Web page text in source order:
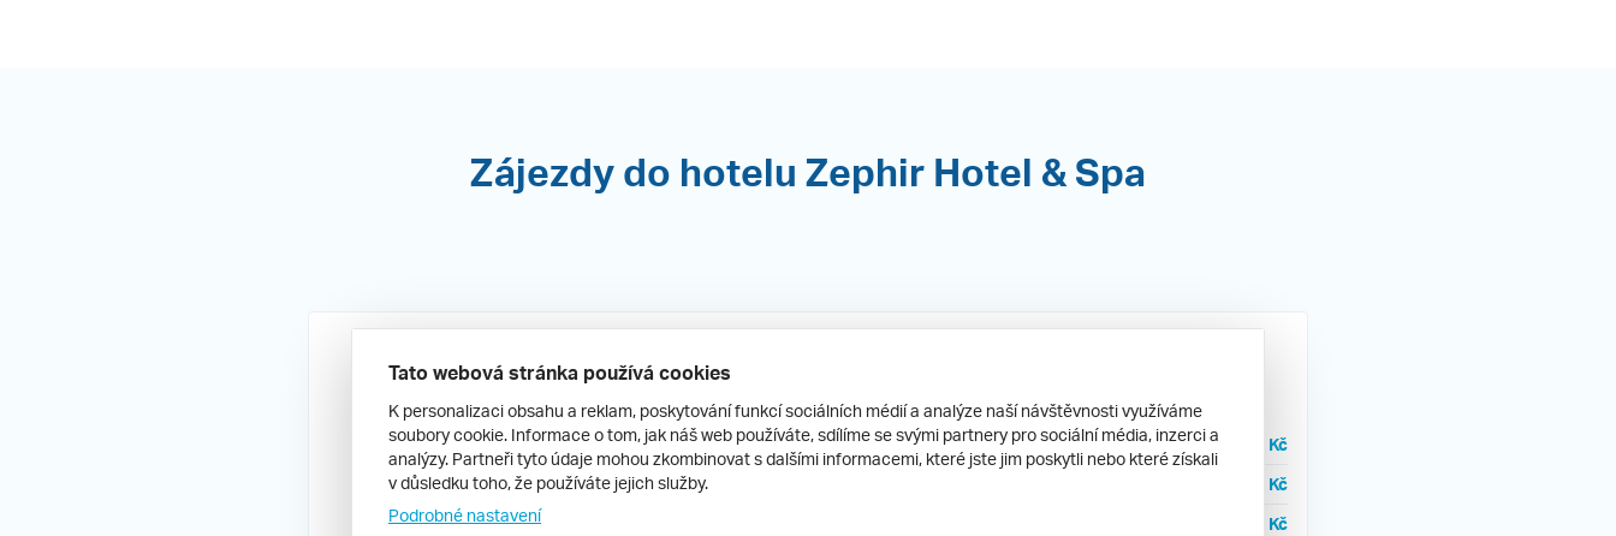
Zájezdy do hotelu Zephir Hotel & Spa
Přímo u pláže
2. 9.–9. 9.(8 dní) Ostrava| all inclusive
15 915 Kč
16 855 Kč
15 863 Kč
Tato webová stránka používá cookies
K personalizaci obsahu a reklam, poskytování funkcí sociálních médií a analýze naší návštěvnosti využíváme
soubory cookie. Informace o tom, jak náš web používáte, sdílíme se svými partnery pro sociální média, inzerci a
analýzy. Partneři tyto údaje mohou zkombinovat s dalšími informacemi, které jste jim poskytli nebo které získali
v důsledku toho, že používáte jejich služby.
Podrobné nastavení